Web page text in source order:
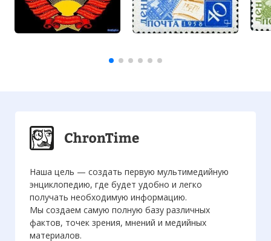
Наша цель — создать первую мультимедийную
энциклопедию, где будет удобно и легко
получать необходимую информацию.
Мы создаем самую полную базу различных
фактов, точек зрения, мнений и медийных
материалов.